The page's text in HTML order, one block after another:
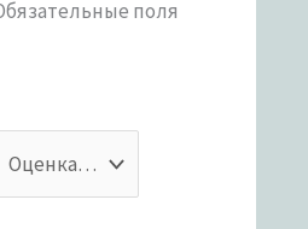
поля